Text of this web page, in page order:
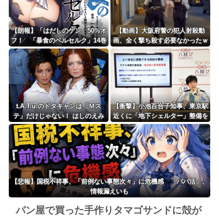
【朗報】「はだしのゲン」50%オ
フ！ 「暴食のベルセルク」14巻
無料ｗｗｗｗｗｗ
【動画】大阪府警の犯人射殺動
画、全く撃ち殺す必要なかったｗ
ｗｗｗｗｗｗｗｗｗｗ
t.A.T.u.のドタキャンは「Ｍス
テ」だけじゃない！ はしのえみ
「来なかったんですよ…」
【衝撃】小池百合子知事、東京駅
近くに「地下シェルター」整備を
正式表明ｗｗｗｗｗｗｗｗｗ
【悲報】国税不祥事、「前例ない事態次々」に危機感 「パパ活」、
情報漏えいも
パン屋で買った手作りタマゴサンドに殻が